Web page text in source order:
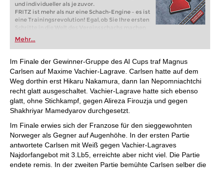
und individueller als je zuvor.
FRITZ ist mehr als nur eine Schach-Engine – es ist
eine Trainingsrevolution! Egal, ob Sie Ihre ersten
Schritte in die Welt des Vereinsschachs machen
oder bereits auf Turnierniveau spielen: Mit
FRITZ trainieren Sie effizienter, intelligenter und
individueller als je zuvor.
Mehr...
Im Finale der Gewinner-Gruppe des AI Cups traf Magnus
Carlsen auf Maxime Vachier-Lagrave. Carlsen hatte auf dem
Weg dorthin erst Hikaru Nakamura, dann Ian Nepomniachtchi
recht glatt ausgeschaltet. Vachier-Lagrave hatte sich ebenso
glatt, ohne Stichkampf, gegen Alireza Firouzja und gegen
Shakhriyar Mamedyarov durchgesetzt.
Im Finale erwies sich der Franzose für den sieggewohnten
Norweger als Gegner auf Augenhöhe. In der ersten Partie
antwortete Carlsen mit Weiß gegen Vachier-Lagraves
Najdorfangebot mit 3.Lb5, erreichte aber nicht viel. Die Partie
endete remis. In der zweiten Partie bemühte Carlsen selber die